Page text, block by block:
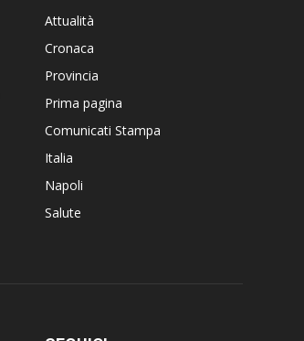
Attualità
Cronaca
Provincia
Prima pagina
Comunicati Stampa
Italia
Napoli
Salute